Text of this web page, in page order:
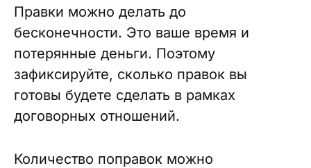
Правки можно делать до
бесконечности. Это ваше время и
потерянные деньги. Поэтому
зафиксируйте, сколько правок вы
готовы будете сделать в рамках
договорных отношений.
Количество поправок можно